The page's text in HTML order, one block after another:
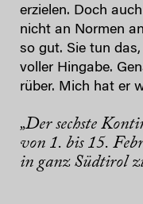
erzielen. Doch
nicht an Normen
so gut. Sie tun
voller Hingabe.
rüber. Mich hat er
„Der sechste
von 1. bis 15.
in ganz Südtirol